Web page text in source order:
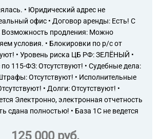
• Юридический адрес не
офис • Договор аренды: Есть! С
Возможность продления: Можно
условия. • Блокировки по р/с от
• Уровень риска ЦБ РФ: ЗЕЛЁНЫЙ •
115-ФЗ: Отсутствуют! • Судебные дела:
Отсутствуют! • Исполнительные
• Долги: Отсутствуют! •
Электронно, электронная отчетность
сдана полностью! • База 1С не ведется
125 000 руб.